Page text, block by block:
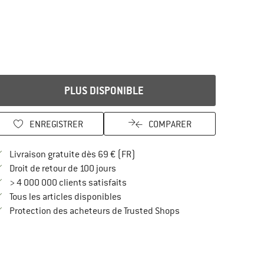
PLUS DISPONIBLE
ENREGISTRER COMPARER
Livraison gratuite dès 69 € (FR)
Droit de retour de 100 joursTrouve les informations de
> 4 000 000 clients satisfaits
Tous les articles disponibles
Protection des acheteurs de Trusted ShopsTrouve toutes les